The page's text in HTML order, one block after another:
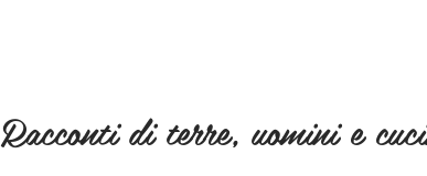
Racconti di terre, uomini e